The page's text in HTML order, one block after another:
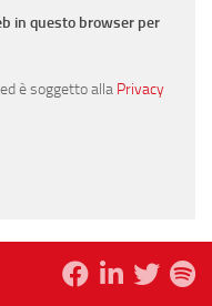
in questo browser per
è soggetto alla Privacy